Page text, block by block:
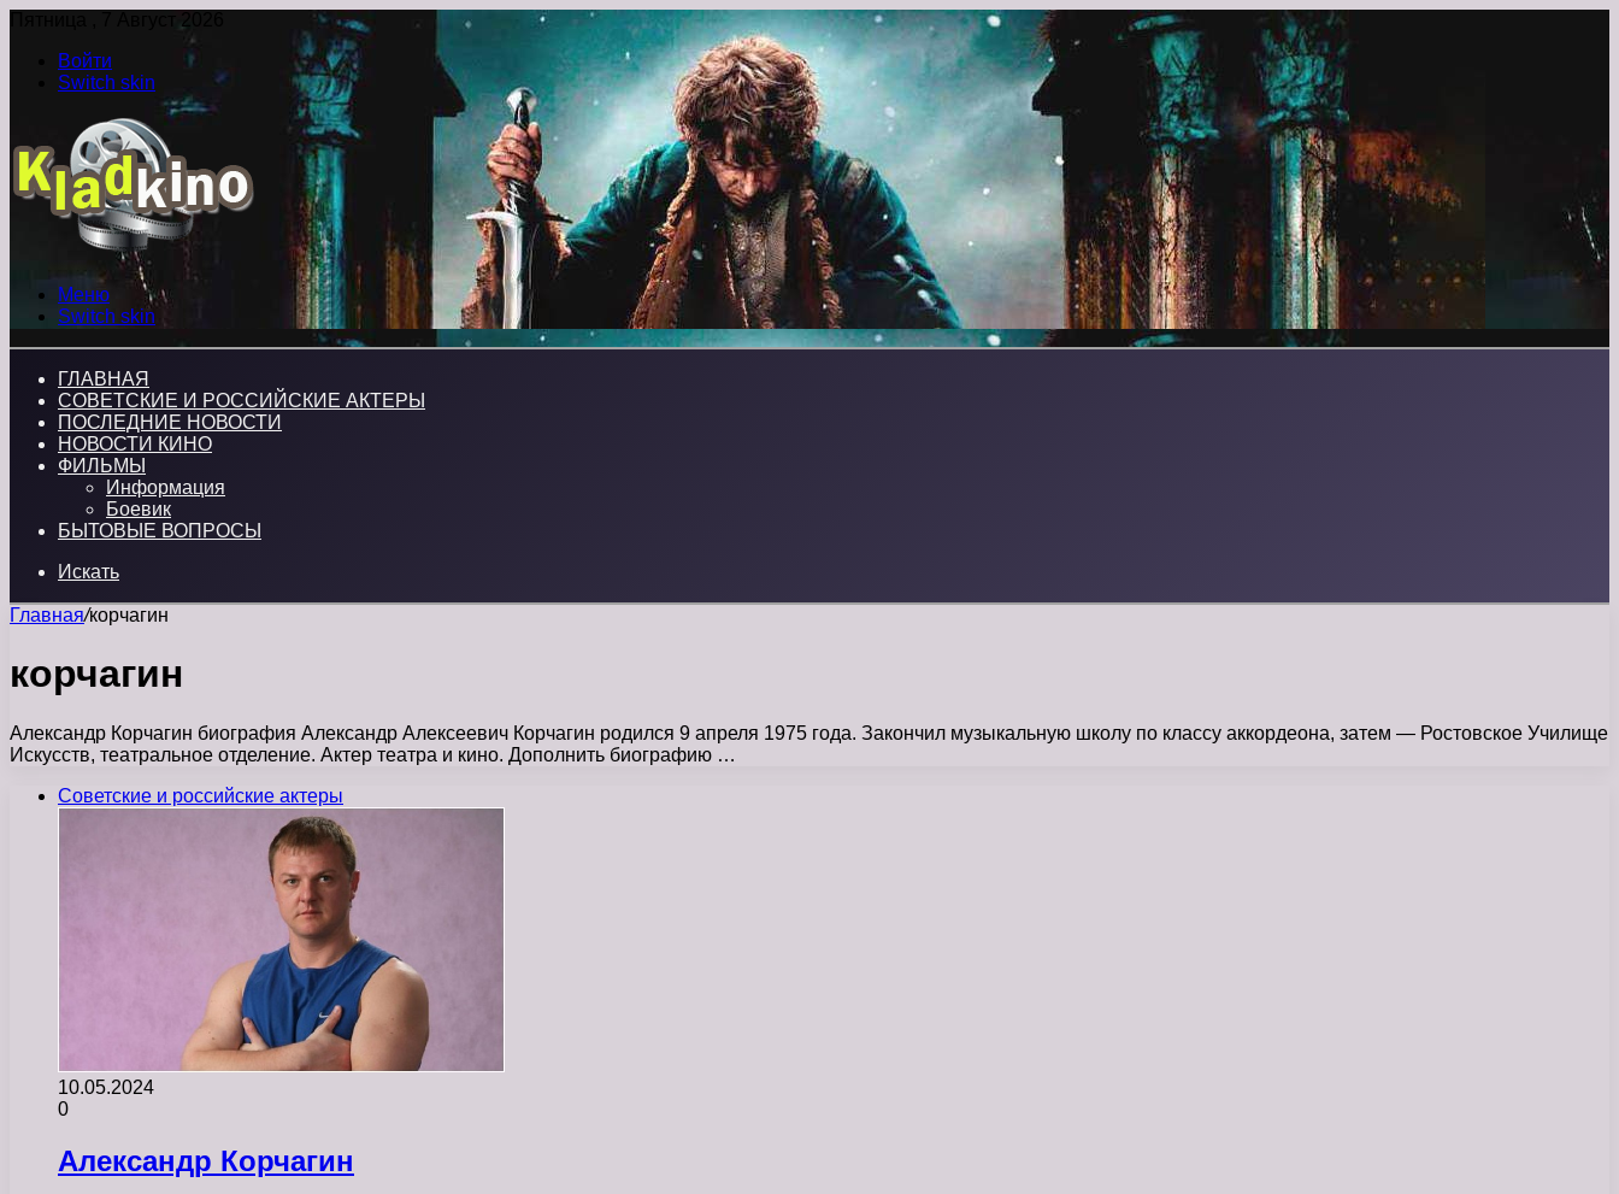
Пятница , 7 Август 2026
Войти
Switch skin
Меню
Switch skin
ГЛАВНАЯ
СОВЕТСКИЕ И РОССИЙСКИЕ АКТЕРЫ
ПОСЛЕДНИЕ НОВОСТИ
НОВОСТИ КИНО
ФИЛЬМЫ
Информация
Боевик
БЫТОВЫЕ ВОПРОСЫ
Искать
Главная/корчагин
корчагин
Александр Корчагин биография Александр Алексеевич Корчагин родился 9 апреля 1975 года. Закончил музыкальную школу по классу аккордеона, затем — Ростовское Училище
Искусств, театральное отделение. Актер театра и кино. Дополнить биографию …
Советские и российские актеры
10.05.2024
0
Александр Корчагин